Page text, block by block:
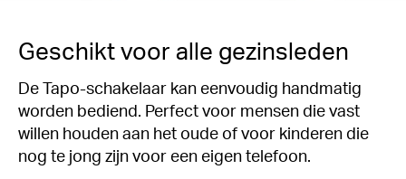
Geschikt voor alle gezinsleden
De Tapo-schakelaar kan eenvoudig handmatig
worden bediend. Perfect voor mensen die vast
willen houden aan het oude of voor kinderen die
nog te jong zijn voor een eigen telefoon.